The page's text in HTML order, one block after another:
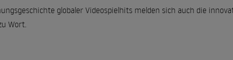
globaler Videospielhits melden sich auch die
Wort.